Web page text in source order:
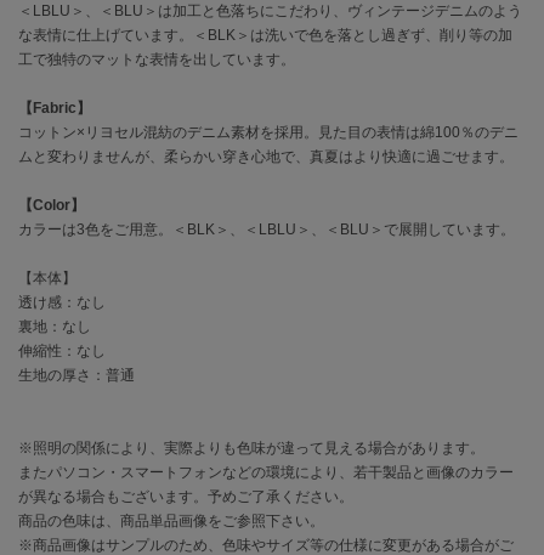
CONVERSE
コンバース
DANSKIN
ダンスキン
EIMY ISTOIRE
emmi
エミ
emmi atelier
emmi yoga
エミヨガ
ETRÉ TOKYO
エトレトウキョウ
＜LBLU＞、＜BLU＞は加工と色落ちにこだわり、ヴィンテージデニムのよう
な表情に仕上げています。＜BLK＞は洗いで色を落とし過ぎず、削り等の加
工で独特のマットな表情を出しています。
【Fabric】
コットン×リヨセル混紡のデニム素材を採用。見た目の表情は綿100％のデニ
ムと変わりませんが、柔らかい穿き心地で、真夏はより快適に過ごせます。
【Color】
カラーは3色をご用意。＜BLK＞、＜LBLU＞、＜BLU＞で展開しています。
【本体】
透け感：なし
裏地：なし
伸縮性：なし
生地の厚さ：普通
※照明の関係により、実際よりも色味が違って見える場合があります。
またパソコン・スマートフォンなどの環境により、若干製品と画像のカラー
が異なる場合もございます。予めご了承ください。
商品の色味は、商品単品画像をご参照下さい。
※商品画像はサンプルのため、色味やサイズ等の仕様に変更がある場合がご